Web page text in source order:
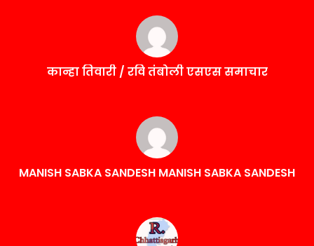
कान्हा तिवारी / रवि तंबोली एसएस समाचार
MANISH SABKA SANDESH MANISH SABKA SANDESH